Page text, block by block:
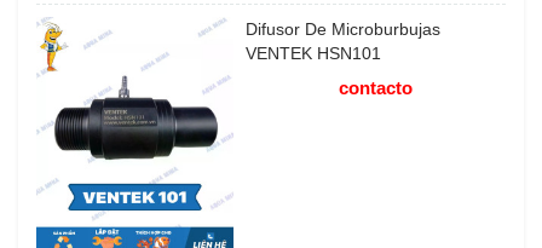
Difusor De Microburbujas
VENTEK HSN101
contacto